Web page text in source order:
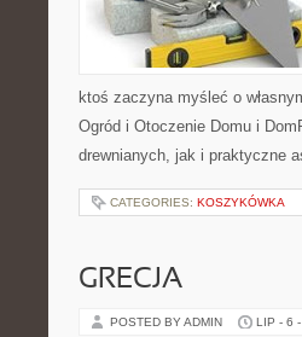
ktoś zaczyna myśleć o
Ogród i Otoczenie Domu i
drewnianych, jak i praktyczne
CATEGORIES: KOSZYKÓWKA
GRECJA
POSTED BY ADMIN LIP - 6